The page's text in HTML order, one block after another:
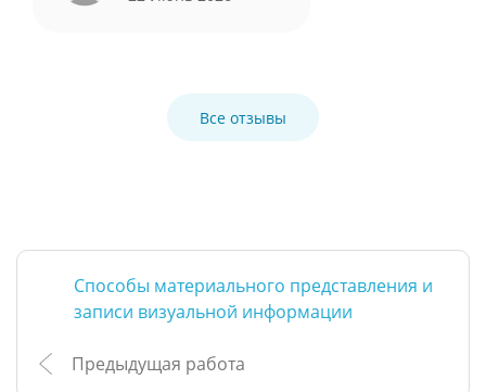
Все отзывы
Способы материального представления и
записи визуальной информации
Предыдущая работа